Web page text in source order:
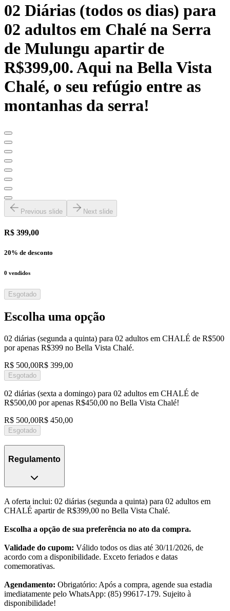
02 Diárias (todos os dias) para
02 adultos em Chalé na Serra
de Mulungu apartir de
R$399,00. Aqui na Bella Vista
Chalé, o seu refúgio entre as
montanhas da serra!
Previous slide Next slide
R$ 399,00
20% de desconto
0 vendidos
Esgotado
Escolha uma opção
02 diárias (segunda a quinta) para 02 adultos em CHALÉ de R$500
por apenas R$399 no Bella Vista Chalé.
R$ 500,00R$ 399,00
Esgotado
02 diárias (sexta a domingo) para 02 adultos em CHALÉ de
R$500,00 por apenas R$450,00 no Bella Vista Chalé!
R$ 500,00R$ 450,00
Esgotado
Regulamento
A oferta inclui: 02 diárias (segunda a quinta) para 02 adultos em
CHALÉ apartir de R$399,00 no Bella Vista Chalé.
Escolha a opção de sua preferência no ato da compra.
Validade do cupom: Válido todos os dias até 30/11/2026, de
acordo com a disponibilidade. Exceto feriados e datas
comemorativas.
Agendamento: Obrigatório: Após a compra, agende sua estadia
imediatamente pelo WhatsApp: (85) 99617-179. Sujeito à
disponibilidade!